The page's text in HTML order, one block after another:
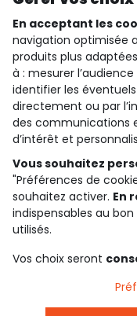
qui sommes-nous ?
besoin d'aide ?
le club fidélité
notre catalogue
Conditions générales de
Conditions d’utilisation
Politique de confidentialité
Cookies et données
Paramètres des cookies
En acceptant les
navigation optimisée
produits plus
à : mesurer
identifier les
directement ou par
des communications
d’intérêt et
Vous souhaitez
"Préférences de
souhaitez activer. En
indispensables au
utilisés.
Vos choix seront